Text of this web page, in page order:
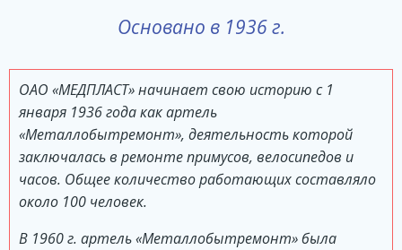
Основано в 1936 г.
ОАО «МЕДПЛАСТ» начинает свою историю с 1
января 1936 года как артель
«Металлобытремонт», деятельность которой
заключалась в ремонте примусов, велосипедов и
часов. Общее количество работающих составляло
около 100 человек.
В 1960 г. артель «Металлобытремонт» была